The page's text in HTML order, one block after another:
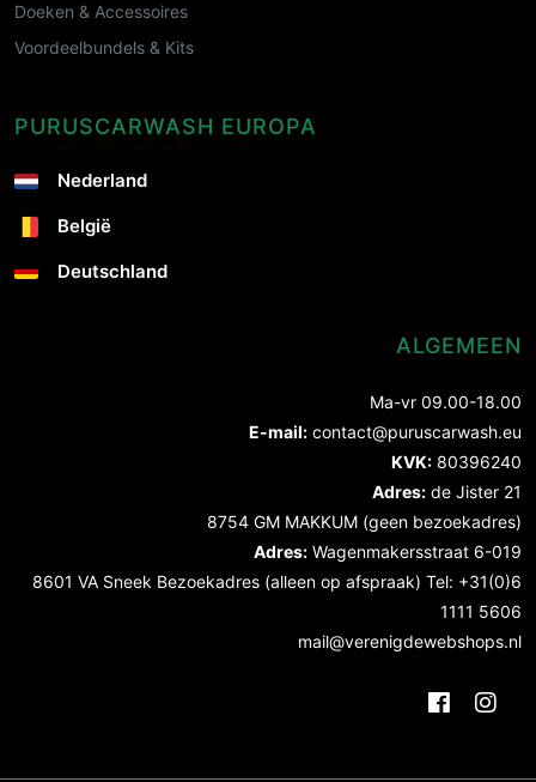
Doeken & Accessoires
Voordeelbundels & Kits
PURUSCARWASH EUROPA
Nederland
België
Deutschland
ALGEMEEN
Ma-vr 09.00-18.00
E-mail: contact@puruscarwash.eu
KVK: 80396240
Adres: de Jister 21
8754 GM MAKKUM (geen bezoekadres)
Adres: Wagenmakersstraat 6-019
8601 VA Sneek Bezoekadres (alleen op afspraak) Tel: +31(0)6
1111 5606
mail@verenigdewebshops.nl